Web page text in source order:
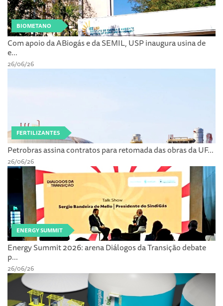
BIOMETANO
Com apoio da ABiogás e da SEMIL, USP inaugura usina de
e...
26/06/26
FERTILIZANTES
Petrobras assina contratos para retomada das obras da UF...
26/06/26
ENERGY SUMMIT
Energy Summit 2026: arena Diálogos da Transição debate
p...
26/06/26